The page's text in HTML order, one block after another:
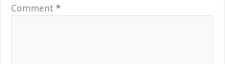
Comment*